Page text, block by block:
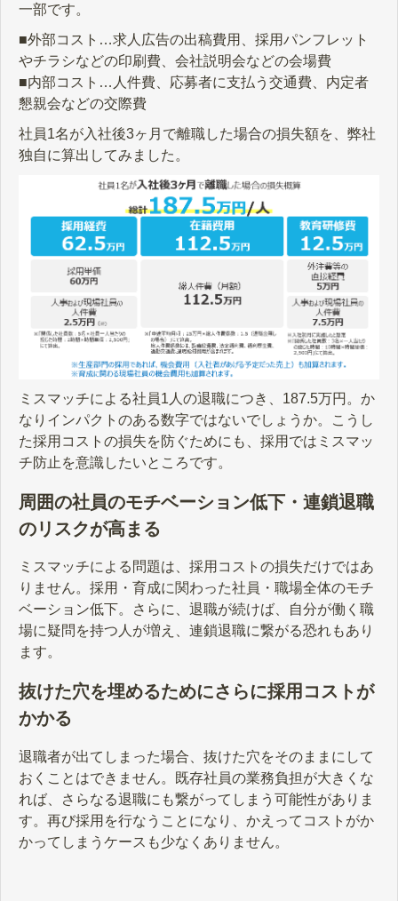
一部です。
■外部コスト…求人広告の出稿費用、採用パンフレット
やチラシなどの印刷費、会社説明会などの会場費
■内部コスト…人件費、応募者に支払う交通費、内定者
懇親会などの交際費
社員1名が入社後3ヶ月で離職した場合の損失額を、弊社
独自に算出してみました。
ミスマッチによる社員1人の退職につき、187.5万円。か
なりインパクトのある数字ではないでしょうか。こうし
た採用コストの損失を防ぐためにも、採用ではミスマッ
チ防止を意識したいところです。
周囲の社員のモチベーション低下・連鎖退職
のリスクが高まる
ミスマッチによる問題は、採用コストの損失だけではあ
りません。採用・育成に関わった社員・職場全体のモチ
ベーション低下。さらに、退職が続けば、自分が働く職
場に疑問を持つ人が増え、連鎖退職に繋がる恐れもあり
ます。
抜けた穴を埋めるためにさらに採用コストが
かかる
退職者が出てしまった場合、抜けた穴をそのままにして
おくことはできません。既存社員の業務負担が大きくな
れば、さらなる退職にも繋がってしまう可能性がありま
す。再び採用を行なうことになり、かえってコストがか
かってしまうケースも少なくありません。